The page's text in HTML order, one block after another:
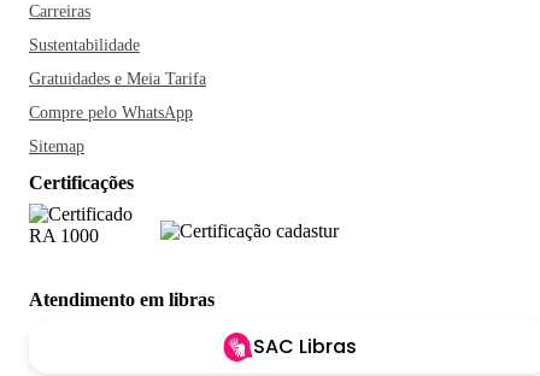
Carreiras
Sustentabilidade
Gratuidades e Meia Tarifa
Compre pelo WhatsApp
Sitemap
Certificações
Atendimento em libras
SAC Libras